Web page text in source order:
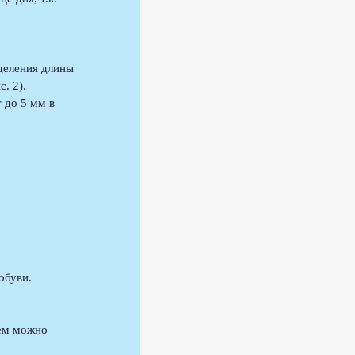
длины
2).
до 5 мм в
можно